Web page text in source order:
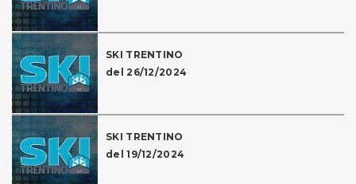
SKI TRENTINO
del 26/12/2024
SKI TRENTINO
del 19/12/2024